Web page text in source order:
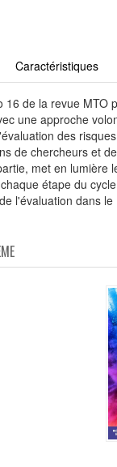
Caractéristiques
16 de la revue MTO
une approche
des
de chercheurs et
met en lumière
étape du
l'évaluation dans